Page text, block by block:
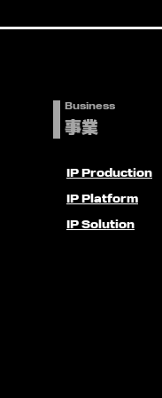
Business
事業
IP Production
IP Platform
IP Solution